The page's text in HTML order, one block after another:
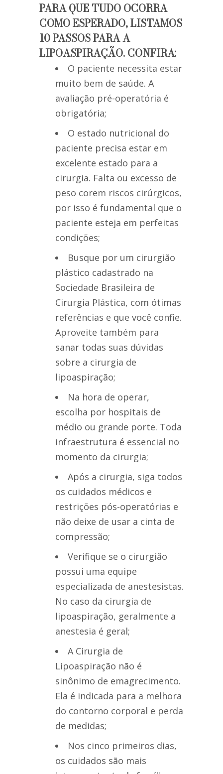
PARA QUE TUDO OCORRA
COMO ESPERADO, LISTAMOS
10 PASSOS PARA A
LIPOASPIRAÇÃO. CONFIRA:
O paciente necessita estar
muito bem de saúde. A
avaliação pré-operatória é
obrigatória;
O estado nutricional do
paciente precisa estar em
excelente estado para a
cirurgia. Falta ou excesso de
peso corem riscos cirúrgicos,
por isso é fundamental que o
paciente esteja em perfeitas
condições;
Busque por um cirurgião
plástico cadastrado na
Sociedade Brasileira de
Cirurgia Plástica, com ótimas
referências e que você confie.
Aproveite também para
sanar todas suas dúvidas
sobre a cirurgia de
lipoaspiração;
Na hora de operar,
escolha por hospitais de
médio ou grande porte. Toda
infraestrutura é essencial no
momento da cirurgia;
Após a cirurgia, siga todos
os cuidados médicos e
restrições pós-operatórias e
não deixe de usar a cinta de
compressão;
Verifique se o cirurgião
possui uma equipe
especializada de anestesistas.
No caso da cirurgia de
lipoaspiração, geralmente a
anestesia é geral;
A Cirurgia de
Lipoaspiração não é
sinônimo de emagrecimento.
Ela é indicada para a melhora
do contorno corporal e perda
de medidas;
Nos cinco primeiros dias,
os cuidados são mais